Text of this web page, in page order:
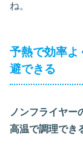
ね。
予熱で効率よ
避できる
ノンフライヤー
高温で調理でき